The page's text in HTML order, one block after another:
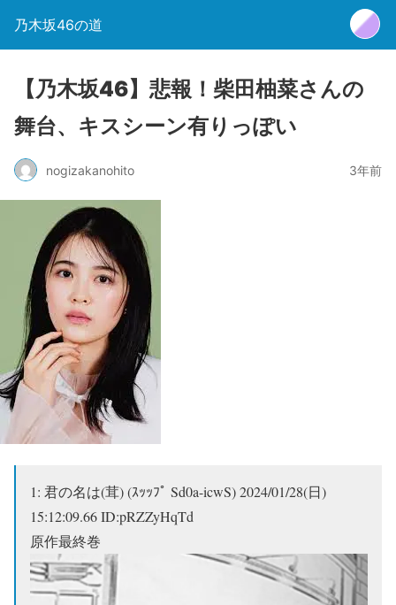
乃木坂46の道
【乃木坂46】悲報！柴田柚菜さんの
舞台、キスシーン有りっぽい
nogizakanohito 3年前
1: 君の名は(茸) (ｽｯｯﾌﾟ Sd0a-icwS)2024/01/28(日)
15:12:09.66 ID:pRZZyHqTd
原作最終巻